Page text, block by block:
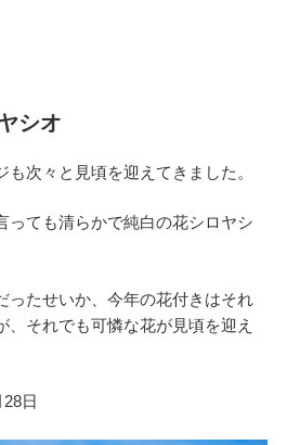
シオ
次々と見頃を迎えてきました。
っても清らかで純白の花シロヤシ
ったせいか、今年の花付きはそれ
、それでも可憐な花が見頃を迎え
日